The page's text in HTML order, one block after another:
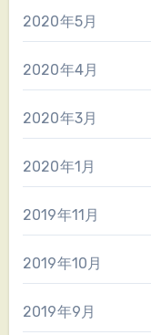
2020年5月
2020年4月
2020年3月
2020年1月
2019年11月
2019年10月
2019年9月